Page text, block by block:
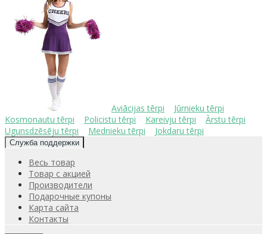
Aviācijas tērpi
Jūrnieku tērpi
Kosmonautu tērpi
Policistu tērpi Kareivju tērpi
Ārstu tērpi
Ugunsdzēsēju tērpi
Mednieku tērpi Jokdaru tērpi
Служба поддержки
Весь товар
Товар с акцией
Производители
Подарочные купоны
Карта сайта
Контакты